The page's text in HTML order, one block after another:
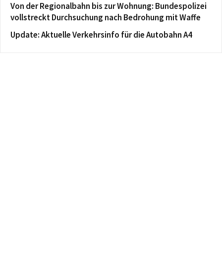
Von der Regionalbahn bis zur Wohnung: Bundespolizei
vollstreckt Durchsuchung nach Bedrohung mit Waffe
Update: Aktuelle Verkehrsinfo für die Autobahn A4